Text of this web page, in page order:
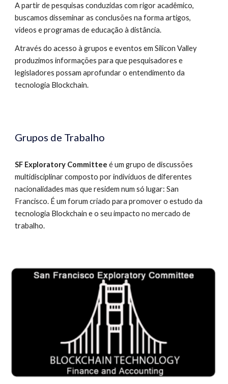
A partir de pesquisas conduzidas com rigor acadêmico,
buscamos disseminar as conclusões na forma artigos,
videos e programas de educação à distância.
Através do acesso à grupos e eventos em Silicon Valley
produzimos informações para que pesquisadores e
legisladores possam aprofundar o entendimento da
tecnologia Blockchain.
Grupos de Trabalho
SF Exploratory Committee é um grupo de discussões
multidisciplinar composto por indivíduos de diferentes
nacionalidades mas que residem num só lugar: San
Francisco. É um forum criado para promover o estudo da
tecnologia Blockchain e o seu impacto no mercado de
trabalho.